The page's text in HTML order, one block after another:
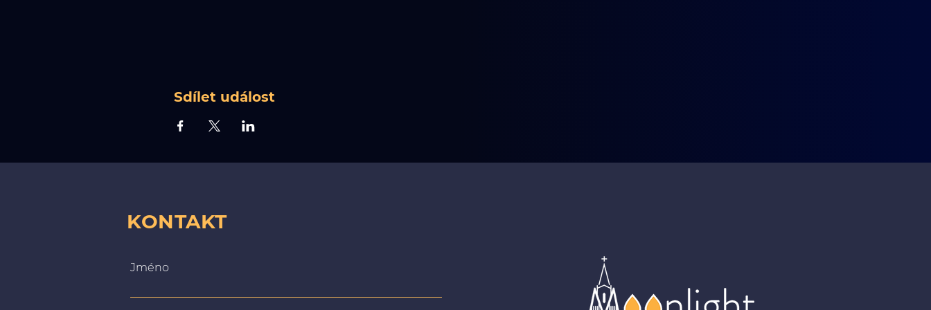
Sdílet událost
KONTAKT
Jméno